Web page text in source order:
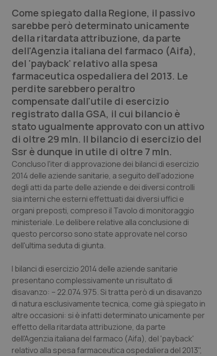
Edizioni Regionali
QS Pro
Professionisti Sanitari.AI
Abruzzo
Basilicata
Calabria
Campania
Emilia-Romagna
Friuli Venezia Giulia
Lazio
Liguria
Lombardia
Marche
Molise
QS Pro Gold
Artrite & artrosi
Asma & BPCO
Car-T
Colesterolo & coronaropatie
Dermatite Atopica
Diabete & glucometri
Disturbi dell’umore
Dolore
Donna & Salute
Epatiti
QS Club Newsletter
Come spiegato dalla Regione, il passivo
sarebbe però determinato unicamente
della ritardata attribuzione, da parte
dell'Agenzia italiana del farmaco (Aifa),
del 'payback' relativo alla spesa
farmaceutica ospedaliera del 2013. Le
perdite sarebbero peraltro
compensate dall'utile di esercizio
registrato dalla GSA, il cui bilancio è
stato ugualmente approvato con un attivo
di oltre 29 mln. Il bilancio di esercizio del
Ssr è dunque in utile di oltre 7 mln.
Concluso l'iter di approvazione dei bilanci di esercizio
2014 delle aziende sanitarie, a seguito dell'adozione
degli atti da parte delle aziende e dei diversi controlli
sia interni che esterni effettuati dai diversi uffici e
organi preposti, compreso il Tavolo di monitoraggio
ministeriale. Le delibere relative alla conclusione di
questo percorso sono state approvate nel corso
dell'ultima seduta di giunta.
I bilanci di esercizio 2014 delle aziende sanitarie
presentano complessivamente un risultato di
disavanzo: – 22.074.975. Si tratta però di un disavanzo
di natura esclusivamente tecnica, come già spiegato in
altre occasioni: si è infatti determinato unicamente per
effetto della ritardata attribuzione, da parte
dell'Agenzia italiana del farmaco (Aifa), del 'payback'
relativo alla spesa farmaceutica ospedaliera del 2013",